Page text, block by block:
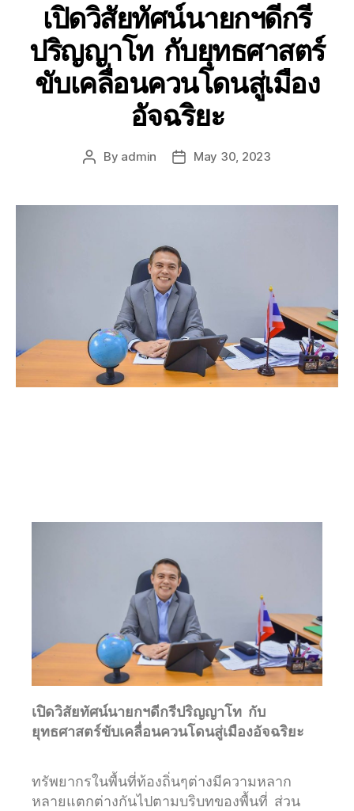
เปิดวิสัยทัศน์นายกฯดีกรี
ปริญญาโท กับยุทธศาสตร์
ขับเคลื่อนควนโดนสู่เมือง
อัจฉริยะ
By admin May 30, 2023
เปิดวิสัยทัศน์นายกฯดีกรีปริญญาโท กับ
ยุทธศาสตร์ขับเคลื่อนควนโดนสู่เมืองอัจฉริยะ
ทรัพยากรในพื้นที่ท้องถิ่นๆต่างมีความหลาก
หลายแตกต่างกันไปตามบริบทของพื้นที่ ส่วน